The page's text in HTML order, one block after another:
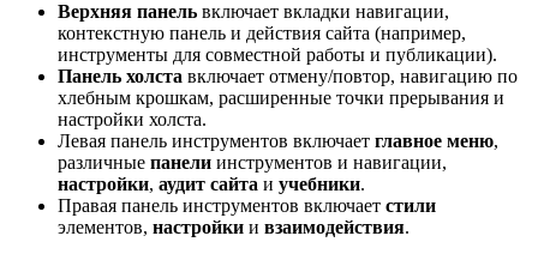
Верхняя панель включает вкладки навигации,
контекстную панель и действия сайта (например,
инструменты для совместной работы и публикации).
Панель холста включает отмену/повтор, навигацию по
хлебным крошкам, расширенные точки прерывания и
настройки холста.
Левая панель инструментов включает главное меню,
различные панели инструментов и навигации,
настройки, аудит сайта и учебники.
Правая панель инструментов включает стили
элементов, настройки и взаимодействия.